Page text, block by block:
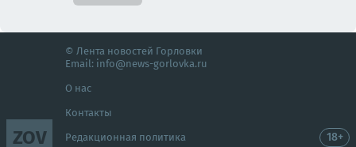
ZOV
© Лента новостей Горловки
Email: info@news-gorlovka.ru
О нас
Контакты
Редакционная политика 18+